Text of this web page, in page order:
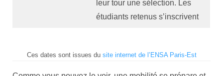
leur tour une sélection. Les
étudiants retenus s’inscrivent
Ces dates sont issues du site internet de l’ENSA Paris-Est